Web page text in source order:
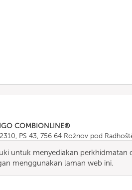
COMBIONLINE®
PS 43, 756 64 Rožnov pod
info@combionline.com
untuk menyediakan perkhidmatan
menggunakan laman web ini.